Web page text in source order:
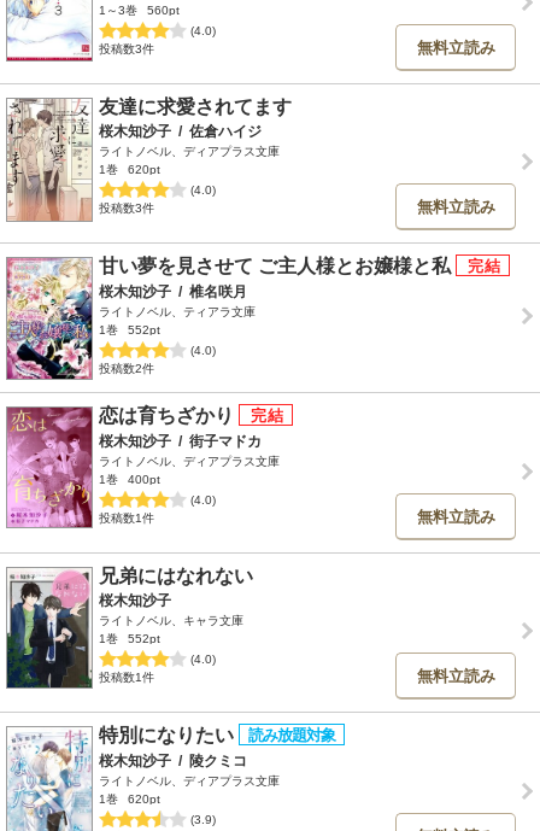
1～3巻
560pt
(4.0)
投稿数3件
無料立読み
友達に求愛されてます
桜木知沙子 / 佐倉ハイジ
ライトノベル、ディアプラス文庫
1巻
620pt
(4.0)
投稿数3件
無料立読み
甘い夢を見させて ご主人様とお嬢様と私
桜木知沙子 / 椎名咲月
ライトノベル、ティアラ文庫
1巻
552pt
(4.0)
投稿数2件
恋は育ちざかり
桜木知沙子 / 街子マドカ
ライトノベル、ディアプラス文庫
1巻
400pt
(4.0)
投稿数1件
無料立読み
兄弟にはなれない
桜木知沙子
ライトノベル、キャラ文庫
1巻
552pt
(4.0)
投稿数1件
無料立読み
特別になりたい
桜木知沙子 / 陵クミコ
ライトノベル、ディアプラス文庫
1巻
620pt
(3.9)